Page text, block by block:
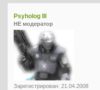
Psyholog III
НЕ модератор
Зарегистрирован: 21.04.2008